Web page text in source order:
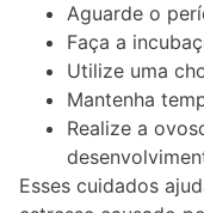
Aguarde o
Faça a
Utilize uma
Mantenha
Realize a
Esses cuidados